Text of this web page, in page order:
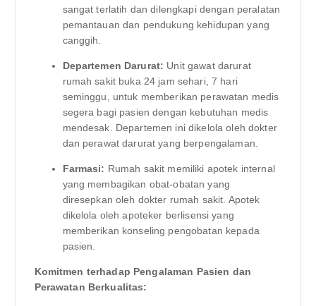
sangat terlatih dan dilengkapi dengan peralatan
pemantauan dan pendukung kehidupan yang
canggih.
Departemen Darurat: Unit gawat darurat
rumah sakit buka 24 jam sehari, 7 hari
seminggu, untuk memberikan perawatan medis
segera bagi pasien dengan kebutuhan medis
mendesak. Departemen ini dikelola oleh dokter
dan perawat darurat yang berpengalaman.
Farmasi: Rumah sakit memiliki apotek internal
yang membagikan obat-obatan yang
diresepkan oleh dokter rumah sakit. Apotek
dikelola oleh apoteker berlisensi yang
memberikan konseling pengobatan kepada
pasien.
Komitmen terhadap Pengalaman Pasien dan
Perawatan Berkualitas: